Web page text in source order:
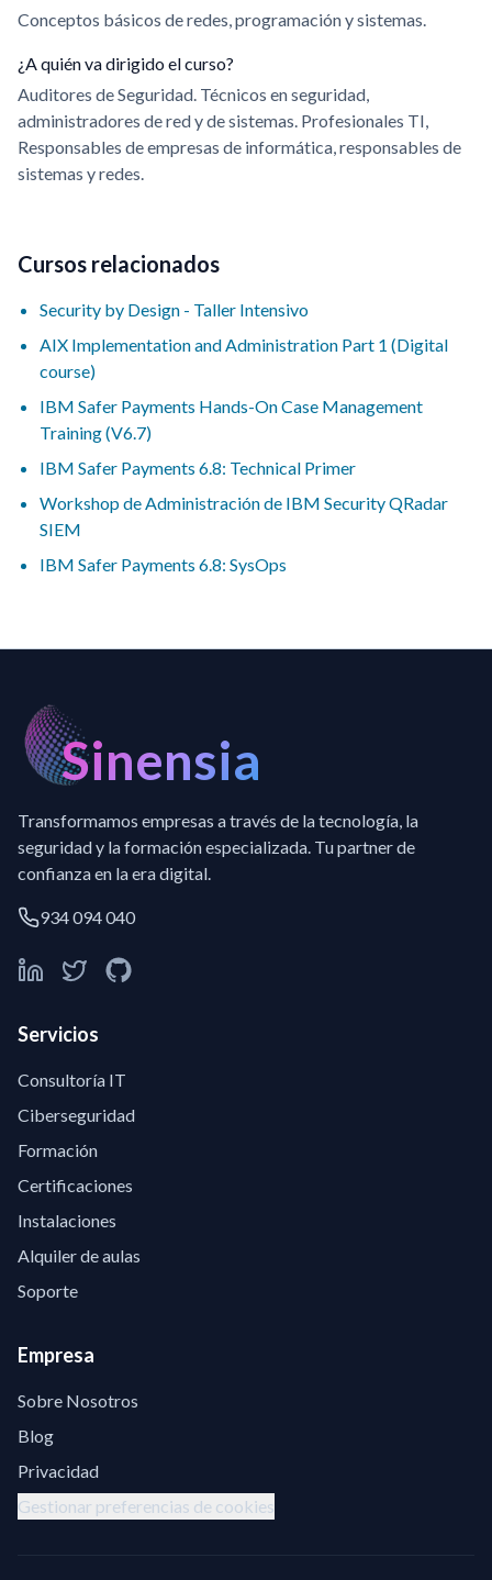
Conceptos básicos de redes, programación y sistemas.
¿A quién va dirigido el curso?
Auditores de Seguridad. Técnicos en seguridad,
administradores de red y de sistemas. Profesionales TI,
Responsables de empresas de informática, responsables de
sistemas y redes.
Cursos relacionados
Security by Design - Taller Intensivo
AIX Implementation and Administration Part 1 (Digital
course)
IBM Safer Payments Hands-On Case Management
Training (V6.7)
IBM Safer Payments 6.8: Technical Primer
Workshop de Administración de IBM Security QRadar
SIEM
IBM Safer Payments 6.8: SysOps
Sinensia
Transformamos empresas a través de la tecnología, la
seguridad y la formación especializada. Tu partner de
confianza en la era digital.
934 094 040
Servicios
Consultoría IT
Ciberseguridad
Formación
Certificaciones
Instalaciones
Alquiler de aulas
Soporte
Empresa
Sobre Nosotros
Blog
Privacidad
Gestionar preferencias de cookies